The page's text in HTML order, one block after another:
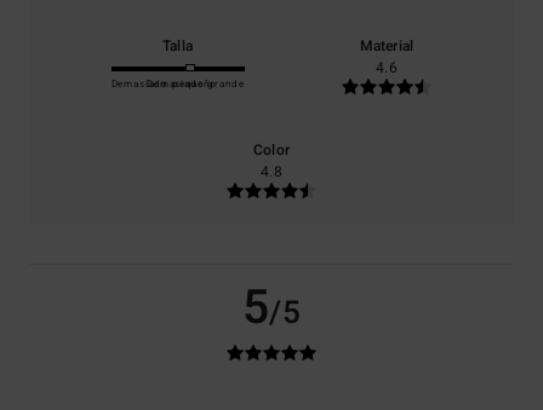
Talla
Demasiado pequeño
Demasiado grande
Material
4.6
Color
4.8
5/5